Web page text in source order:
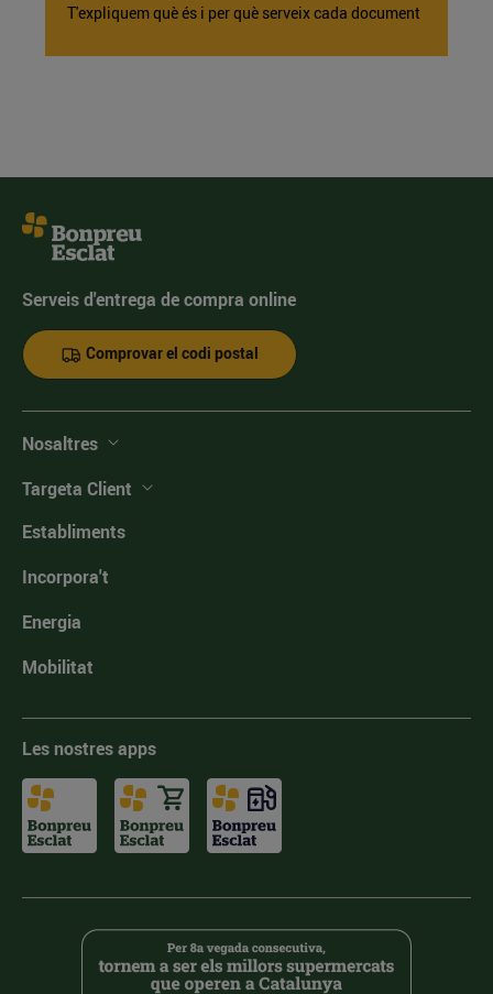
T'expliquem què és i per què serveix cada document
Serveis d'entrega de compra online
Comprovar el codi postal
Nosaltres
Targeta Client
Establiments
Incorpora't
Energia
Mobilitat
Les nostres apps